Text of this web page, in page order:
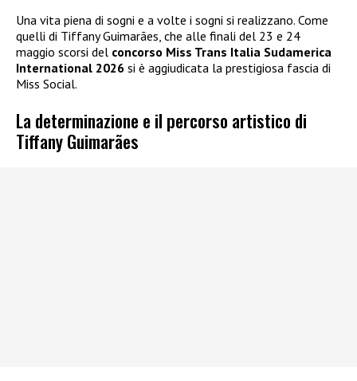
Una vita piena di sogni e a volte i sogni si realizzano. Come
quelli di Tiffany Guimarães, che alle finali del 23 e 24
maggio scorsi del concorso Miss Trans Italia Sudamerica
International 2026 si è aggiudicata la prestigiosa fascia di
Miss Social.
La determinazione e il percorso artistico di
Tiffany Guimarães